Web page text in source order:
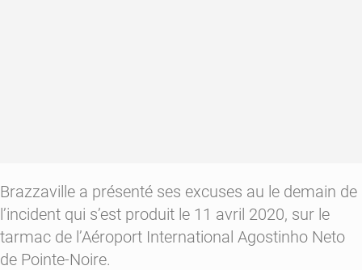
Brazzaville a présenté ses excuses au le demain de
l’incident qui s’est produit le 11 avril 2020, sur le
tarmac de l’Aéroport International Agostinho Neto
de Pointe-Noire.